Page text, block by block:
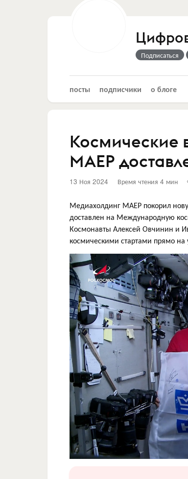
Подписаться
посты подписчики о блоге
Космические
МАЕР
13 Ноя 2024 Время чтения 4 мин
Медиахолдинг МАЕР покорил
доставлен на Международную
Космонавты Алексей Овчинин и
космическими стартами прямо на